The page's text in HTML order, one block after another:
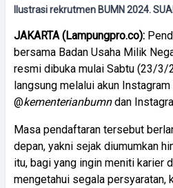
Ilustrasi rekrutmen BUMN 2024.
JAKARTA (Lampungpro.co):
bersama Badan Usaha Milik
resmi dibuka mulai Sabtu (23/
langsung melalui akun
@kementerianbumndan
Masa pendaftaran tersebut
depan, yakni sejak diumumkan
itu, bagi yang ingin meniti karier
mengetahui segala persyaratan,